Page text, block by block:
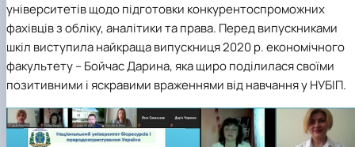
університетів щодо підготовки конкурентоспроможних
фахівців з обліку, аналітики та права. Перед випускниками
шкіл виступила найкраща випускниця 2020 р. економічного
факультету – Бойчас Дарина, яка щиро поділилася своїми
позитивними і яскравими враженнями від навчання у НУБІП.